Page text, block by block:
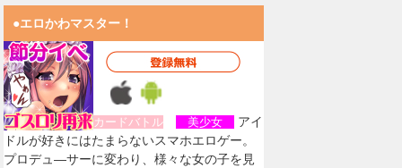
●エロかわマスター！
カードバトル 美少女
アイ
ドルが好きにはたまらないスマホエロゲー。
プロデュ―サーに変わり、様々な女の子を見